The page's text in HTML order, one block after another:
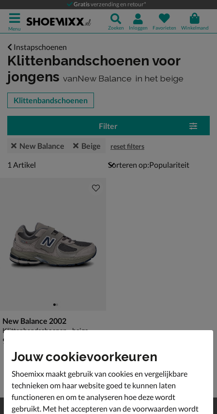
Gratisverzending en retour*
Menu Zoeken Inloggen Favorieten Winkelmand
Instapschoenen
Klittenbandschoenen voor
jongens vanNew Balance in het beige
over
Klittenbandschoenen
Filter
New Balance Beige reset filters
1 artikel
1 Artikel Sorteren op:
New Balance 2002
Klittenbandschoenen - beige
€ 99,99
99
Gratisverzending en retour*
Jouw cookievoorkeuren
Shoemixx maakt gebruik van cookies en vergelijkbare
technieken om haar website goed te kunnen laten
functioneren en om te analyseren hoe deze wordt
gebruikt. Met het accepteren van de voorwaarden wordt